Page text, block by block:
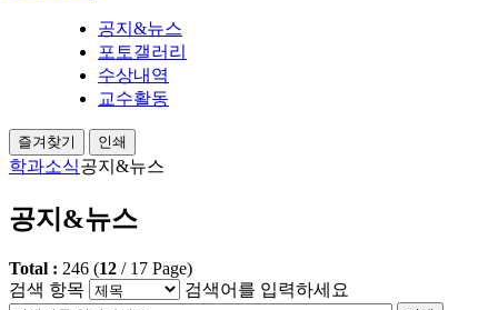
공지&뉴스
포토갤러리
수상내역
교수활동
즐겨찾기 인쇄
학과소식공지&뉴스
공지&뉴스
Total : 246 (12 / 17 Page)
검색 항목
검색어를 입력하세요